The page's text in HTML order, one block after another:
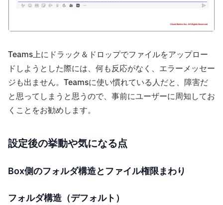
Teams上にドラック＆ドロップでファイルをアップロー
ドしようとした際には、何も反応がなく、エラーメッセー
ジも出ません。Teamsに使い慣れている人だと、障害だ
と思ってしまうと思うので、事前にユーザーに周知してお
くことをお勧めします。
設定後の挙動や気になる点
Box側のフォルダ構造とファイル権限まわり
フォルダ構造（デフォルト）